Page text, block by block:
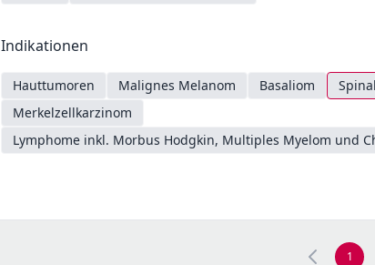
Indikationen
Hauttumoren Malignes Melanom Basaliom
Merkelzellkarzinom
Lymphome inkl. Morbus Hodgkin, Multiples Myelom und
1